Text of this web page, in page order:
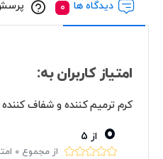
دیدگاه ها
امتیاز کاربران به:
کرم ترمیم کننده و شفاف
0 از 5
از مجموع 0 امتیاز